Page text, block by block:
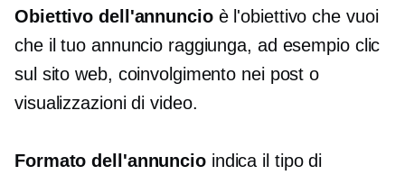
Obiettivo dell'annuncioè l'obiettivo che vuoi
che il tuo annuncio raggiunga, ad esempio clic
sul sito web, coinvolgimento nei post o
visualizzazioni di video.
Formato dell'annuncioindica il tipo di